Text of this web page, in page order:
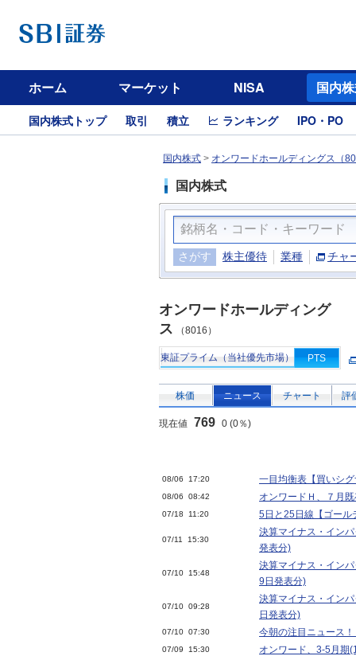
ホーム マーケット NISA 国内
国内株式トップ 取引 積立 ランキング IPO・PO
国内株式 > オンワードホールディングス（
国内株式
さがす 株主優待 業種 チャ
オンワードホールディング
ス （8016）
東証プライム（当社優先市場） PTS
株価 ニュース チャート 評
現在値 769 0 (0％)
08/06 17:20 一目均衡表【買いシ
08/06 08:42 オンワードＨ、７月
07/18 11:20 5日と25日線【ゴー
07/11 15:30
決算マイナス・イン
発表分)
07/10 15:48
決算マイナス・イン
9日発表分)
07/10 09:28
決算マイナス・イン
日発表分)
07/10 07:30 今朝の注目ニュース
07/09 15:30 オンワード、3-5月期